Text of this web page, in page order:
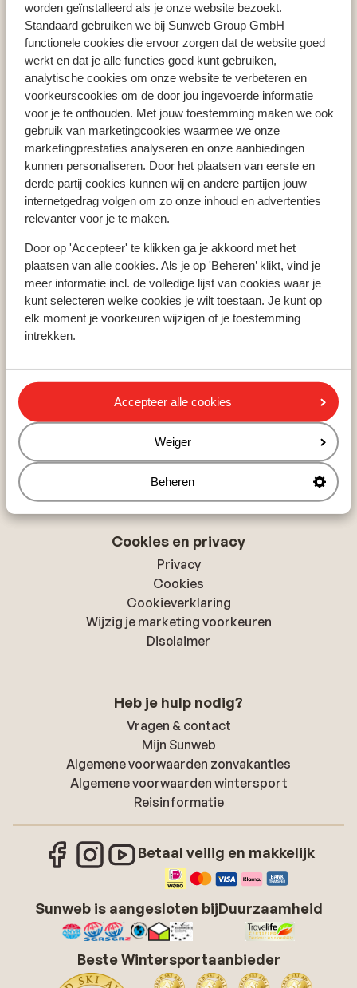
worden geïnstalleerd als je onze website bezoekt.
Standaard gebruiken we bij Sunweb Group GmbH
functionele cookies die ervoor zorgen dat de website goed
werkt en dat je alle functies goed kunt gebruiken,
analytische cookies om onze website te verbeteren en
voorkeurscookies om de door jou ingevoerde informatie
voor je te onthouden. Met jouw toestemming maken we ook
gebruik van marketingcookies waarmee we onze
marketingprestaties analyseren en onze aanbiedingen
kunnen personaliseren. Door het plaatsen van eerste en
derde partij cookies kunnen wij en andere partijen jouw
internetgedrag volgen om zo onze inhoud en advertenties
relevanter voor je te maken.
Door op 'Accepteer' te klikken ga je akkoord met het
plaatsen van alle cookies. Als je op 'Beheren’ klikt, vind je
meer informatie incl. de volledige lijst van cookies waar je
kunt selecteren welke cookies je wilt toestaan. Je kunt op
elk moment je voorkeuren wijzigen of je toestemming
intrekken.
Accepteer alle cookies
Weiger
Beheren
Populaire wintersportlanden
Oostenrijk
Frankrijk
Italië
Populaire wintersportbestemmingen
Gerlos
Mayrhofen
Saalbach
Populaire skigebieden
Zillertal
Skicircus Saalbach-Hinterglemm
Ski Amadé
Over Sunweb
Over Sunweb
Verantwoord op vakantie
Vacatures
Pers & media
Toegankelijkheidsverklaring
Cookies en privacy
Privacy
Cookies
Cookieverklaring
Wijzig je marketing voorkeuren
Disclaimer
Heb je hulp nodig?
Vragen & contact
Mijn Sunweb
Algemene voorwaarden zonvakanties
Algemene voorwaarden wintersport
Reisinformatie
Betaal veilig en makkelijk
Sunweb is aangesloten bijDuurzaamheid
Beste Wintersportaanbieder